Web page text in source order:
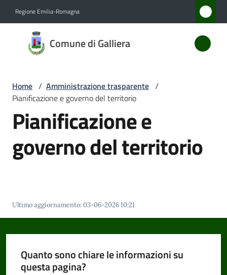
Regione Emilia-Romagna
Comune di Galliera
Comune
di
Menu selezionato
Servizi
Galliera
Amministrazione
Home / Amministrazione trasparente /
Pianificazione e governo del territorio
Pianificazione e
governo del territorio
Ultimo aggiornamento:03-06-2026 10:21
Quanto sono chiare le informazioni su
questa pagina?